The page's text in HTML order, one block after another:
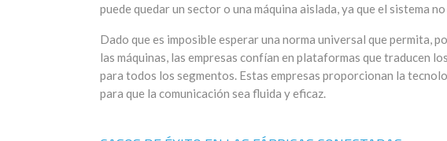
puede quedar un sector o una máquina aislada, ya que el sistema
Dado que es imposible esperar una norma universal que permita,
las máquinas, las empresas confían en plataformas que traducen
para todos los segmentos. Estas empresas proporcionan la
para que la comunicación sea fluida y eficaz.